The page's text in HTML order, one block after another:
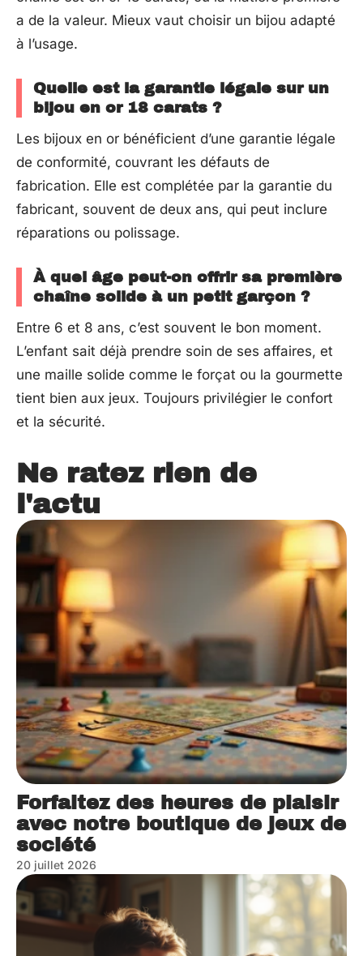
a de la valeur. Mieux vaut choisir un bijou adapté
à l’usage.
Quelle est la garantie légale sur un
bijou en or 18 carats ?
Les bijoux en or bénéficient d’une garantie légale
de conformité, couvrant les défauts de
fabrication. Elle est complétée par la garantie du
fabricant, souvent de deux ans, qui peut inclure
réparations ou polissage.
À quel âge peut-on offrir sa première
chaîne solide à un petit garçon ?
Entre 6 et 8 ans, c’est souvent le bon moment.
L’enfant sait déjà prendre soin de ses affaires, et
une maille solide comme le forçat ou la gourmette
tient bien aux jeux. Toujours privilégier le confort
et la sécurité.
Ne ratez rien de
l'actu
Forfaitez des heures de plaisir
avec notre boutique de jeux de
société
20 juillet 2026